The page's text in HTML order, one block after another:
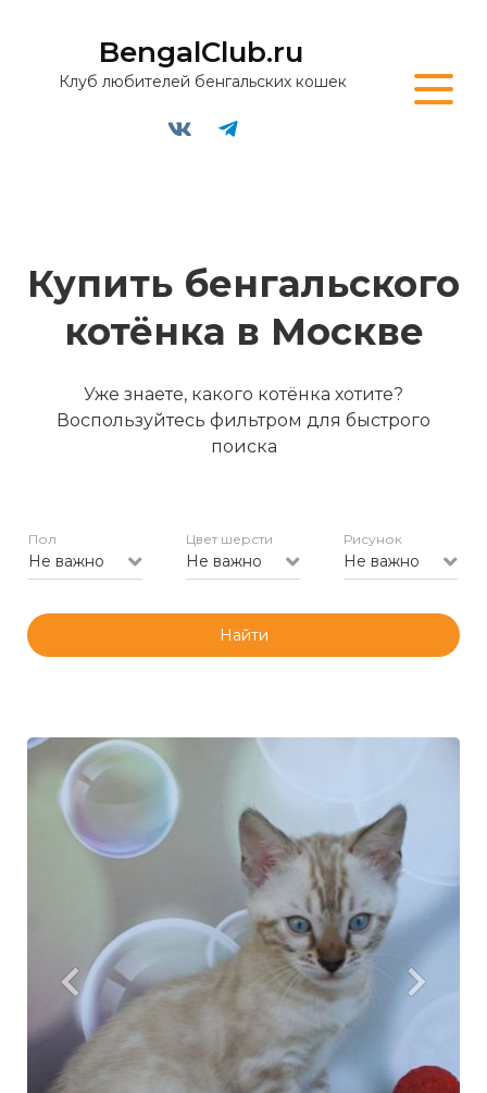
BengalClub.ru
Клуб любителей бенгальских кошек
Купить бенгальского
котёнка в Москве
Уже знаете, какого котёнка хотите?
Воспользуйтесь фильтром для быстрого
поиска
Пол
Не важно
Цвет шерсти
Не важно
Рисунок
Не важно
Найти